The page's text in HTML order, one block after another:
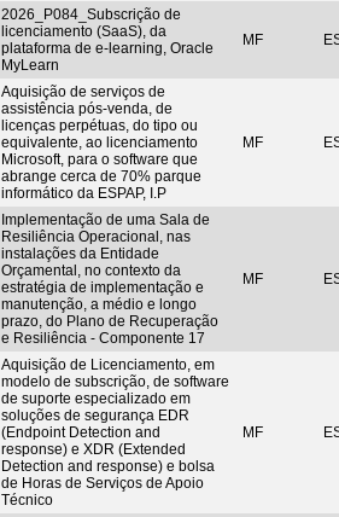
2026_P084_Subscrição de
licenciamento (SaaS), da
plataforma de e-learning, Oracle
MyLearn
MF
Aquisição de serviços de
assistência pós-venda, de
licenças perpétuas, do tipo ou
equivalente, ao licenciamento
Microsoft, para o software que
abrange cerca de 70% parque
informático da ESPAP, I.P
MF
Implementação de uma Sala de
Resiliência Operacional, nas
instalações da Entidade
Orçamental, no contexto da
estratégia de implementação e
manutenção, a médio e longo
prazo, do Plano de Recuperação
e Resiliência - Componente 17
MF
Aquisição de Licenciamento, em
modelo de subscrição, de software
de suporte especializado em
soluções de segurança EDR
(Endpoint Detection and
response) e XDR (Extended
Detection and response) e bolsa
de Horas de Serviços de Apoio
Técnico
MF